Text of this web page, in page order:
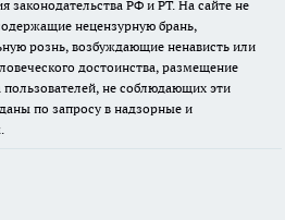
законодательства РФ и РТ. На сайте не
нецензурную брань,
рознь, возбуждающие ненависть или
достоинства, размещение
не соблюдающих эти
по запросу в надзорные и